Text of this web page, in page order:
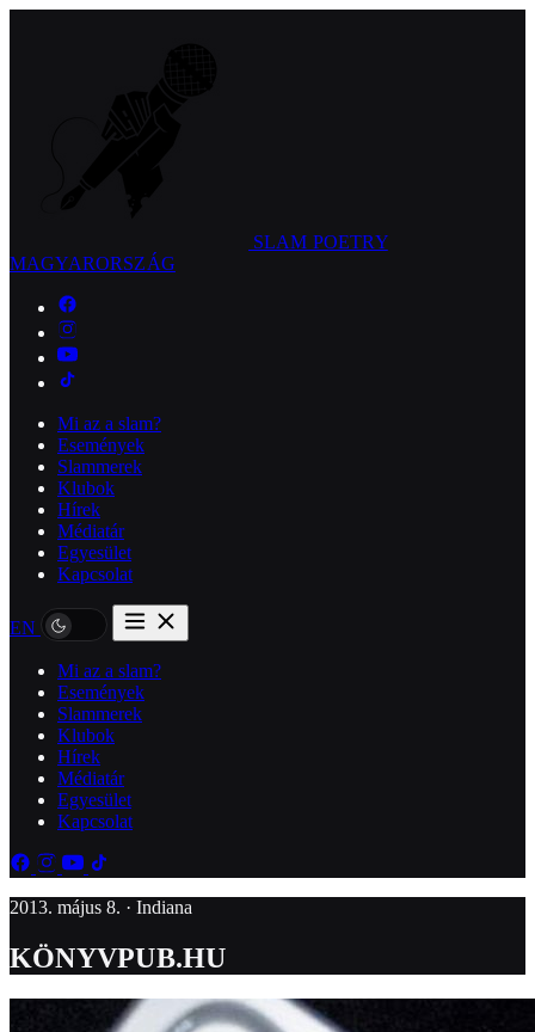
SLAM POETRY
MAGYARORSZÁG
Mi az a slam?
Események
Slammerek
Klubok
Hírek
Médiatár
Egyesület
Kapcsolat
EN
Mi az a slam?
Események
Slammerek
Klubok
Hírek
Médiatár
Egyesület
Kapcsolat
2013. május 8. · Indiana
KÖNYVPUB.HU